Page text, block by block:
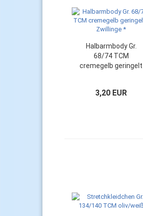
Halbarmbody Gr.
68/74 TCM
cremegelb geringelt
3,20 EUR